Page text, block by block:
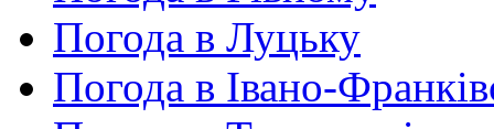
Погода в Луцьку
Погода в Івано-